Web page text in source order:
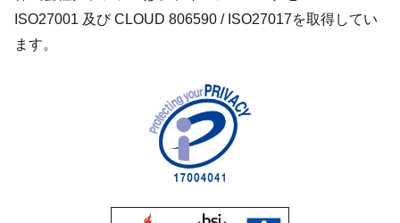
ISO27001 及び CLOUD 806590 / ISO27017を取得してい
ます。